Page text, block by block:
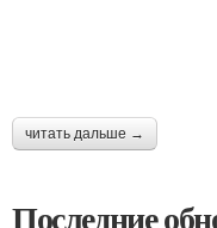
читать дальше →
Последние